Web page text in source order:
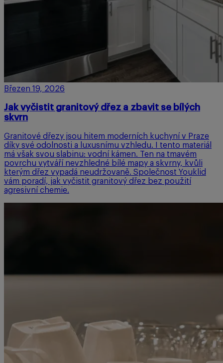
Březen 19, 2026
Jak vyčistit granitový dřez a zbavit se bílých
skvrn
Granitové dřezy jsou hitem moderních kuchyní v Praze
díky své odolnosti a luxusnímu vzhledu. I tento materiál
má však svou slabinu: vodní kámen. Ten na tmavém
povrchu vytváří nevzhledné bílé mapy a skvrny, kvůli
kterým dřez vypadá neudržovaně. Společnost Youklid
vám poradí, jak vyčistit granitový dřez bez použití
agresivní chemie.